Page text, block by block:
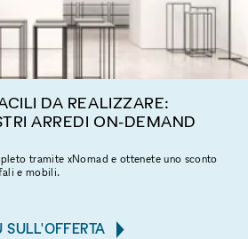
DA REALIZZARE:
ARREDI ON-DEMAND
tramite xNomad e ottenete uno sconto
e mobili.
SULL'OFFERTA